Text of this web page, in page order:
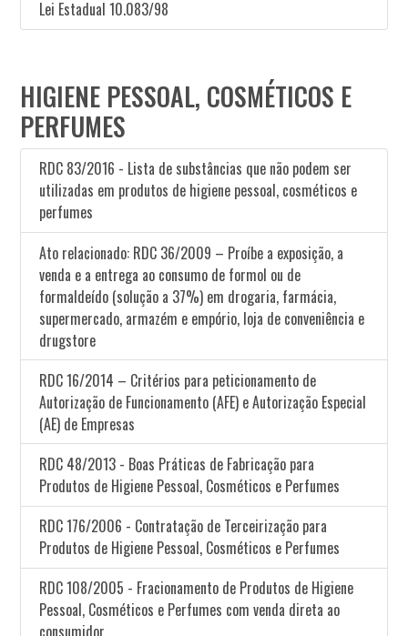
Lei Estadual 10.083/98
HIGIENE PESSOAL, COSMÉTICOS E
PERFUMES
RDC 83/2016 - Lista de substâncias que não podem ser
utilizadas em produtos de higiene pessoal, cosméticos e
perfumes
Ato relacionado: RDC 36/2009 – Proíbe a exposição, a
venda e a entrega ao consumo de formol ou de
formaldeído (solução a 37%) em drogaria, farmácia,
supermercado, armazém e empório, loja de conveniência e
drugstore
RDC 16/2014 – Critérios para peticionamento de
Autorização de Funcionamento (AFE) e Autorização Especial
(AE) de Empresas
RDC 48/2013 - Boas Práticas de Fabricação para
Produtos de Higiene Pessoal, Cosméticos e Perfumes
RDC 176/2006 - Contratação de Terceirização para
Produtos de Higiene Pessoal, Cosméticos e Perfumes
RDC 108/2005 - Fracionamento de Produtos de Higiene
Pessoal, Cosméticos e Perfumes com venda direta ao